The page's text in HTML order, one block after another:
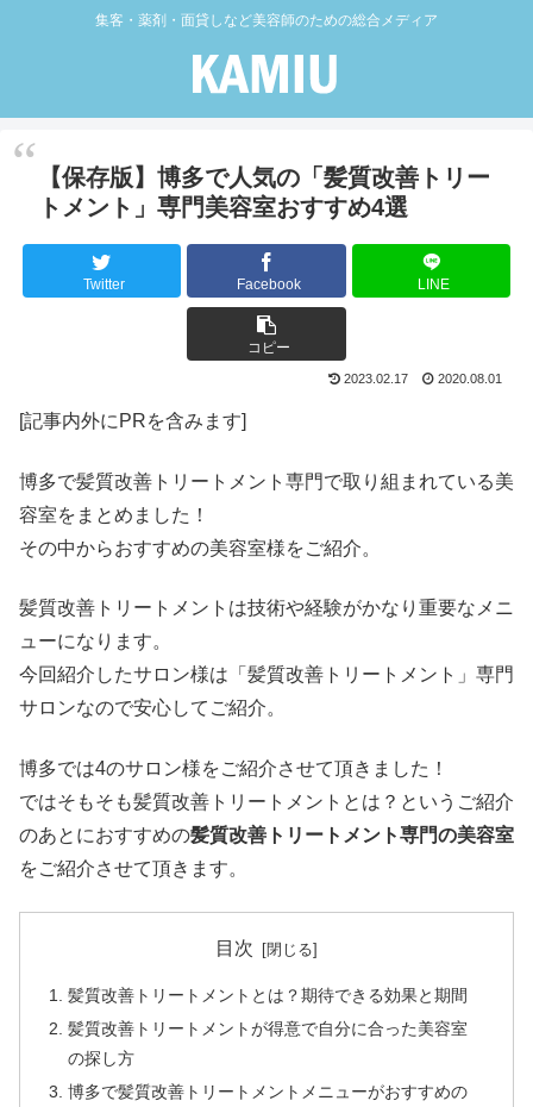
集客・薬剤・面貸しなど美容師のための総合メディア
【保存版】博多で人気の「髪質改善トリー
トメント」専門美容室おすすめ4選
Twitter Facebook LINE
コピー
2023.02.17 2020.08.01
[記事内外にPRを含みます]
博多で髪質改善トリートメント専門で取り組まれている美
容室をまとめました！
その中からおすすめの美容室様をご紹介。
髪質改善トリートメントは技術や経験がかなり重要なメニ
ューになります。
今回紹介したサロン様は「髪質改善トリートメント」専門
サロンなので安心してご紹介。
博多では4のサロン様をご紹介させて頂きました！
ではそもそも髪質改善トリートメントとは？というご紹介
のあとにおすすめの髪質改善トリートメント専門の美容室
をご紹介させて頂きます。
目次
髪質改善トリートメントとは？期待できる効果と期間
髪質改善トリートメントが得意で自分に合った美容室
の探し方
博多で髪質改善トリートメントメニューがおすすめの